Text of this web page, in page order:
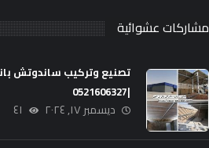
مشاركات عشوائية
تصنيع وتركيب ساندوتش
|0521606327
ديسمبر ١٧, ٢٠٢٤ ٤١